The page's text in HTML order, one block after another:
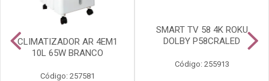
CLIMATIZADOR AR 4EM1
10L 65W BRANCO
Código: 257581
SMART TV 58 4K ROKU
DOLBY P58CRALED
Código: 255913